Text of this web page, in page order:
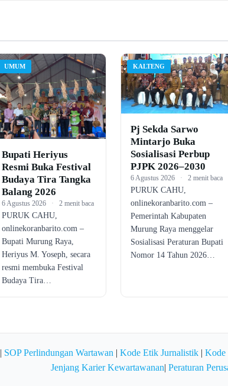
UMUM
Bupati Heriyus
Resmi Buka Festival
Budaya Tira Tangka
Balang 2026
6 Agustus 2026 · 2 menit baca
PURUK CAHU,
onlinekoranbarito.com –
Bupati Murung Raya,
Heriyus M. Yoseph, secara
resmi membuka Festival
Budaya Tira…
KALTENG
Pj Sekda Sarwo
Mintarjo Buka
Sosialisasi Perbup
PJPK 2026–2030
6 Agustus 2026 · 2 menit baca
PURUK CAHU,
onlinekoranbarito.com –
Pemerintah Kabupaten
Murung Raya menggelar
Sosialisasi Peraturan Bupati
Nomor 14 Tahun 2026…
| SOP Perlindungan Wartawan | Kode Etik Jurnalistik | Kode
Jenjang Karier Kewartawanan| Peraturan